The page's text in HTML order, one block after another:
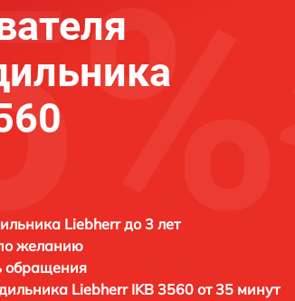
Liebherr до 3 лет
желанию
обращения
Liebherr IKB 3560 от 35 минут